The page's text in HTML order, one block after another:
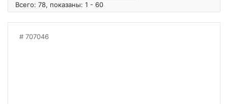
Всего: 78, показаны: 1 - 60
707046